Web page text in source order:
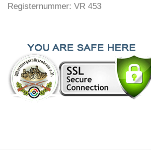
Registernummer: VR 453